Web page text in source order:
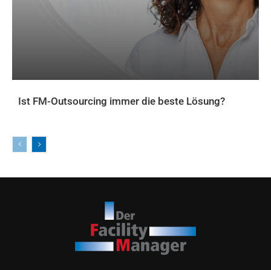
Ist FM-Outsourcing immer die beste Lösung?